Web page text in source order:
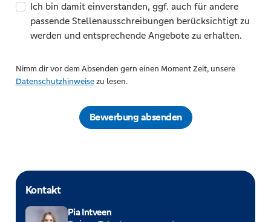
Ich bin damit einverstanden, ggf. auch für andere
passende Stellenausschreibungen berücksichtigt zu
werden und entsprechende Angebote zu erhalten.
Nimm dir vor dem Absenden gern einen Moment Zeit, unsere
Datenschutzhinweisezu lesen.
Bewerbung absenden
Kontakt
Pia Intveen